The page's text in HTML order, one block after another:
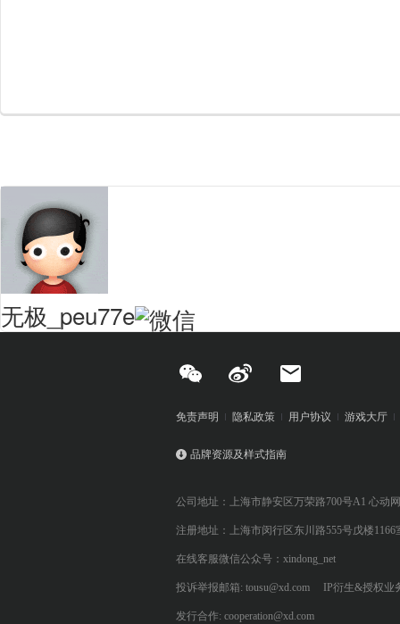
无极_peu77e
免责声明 隐私政策 用户协议 游戏大厅
品牌资源及样式指南
公司地址：上海市静安区万荣路700号A1 心动
注册地址：上海市闵行区东川路555号戊楼1166
在线客服微信公众号：xindong_net
投诉举报邮箱: tousu@xd.com IP衍生&授权业
发行合作: cooperation@xd.com